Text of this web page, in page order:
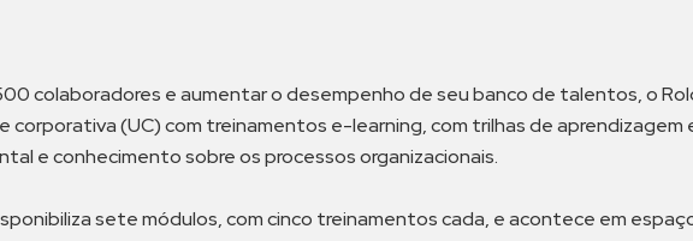
colaboradores e aumentar o desempenho de seu banco de talentos, o
corporativa (UC) com treinamentos e-learning, com trilhas de
e conhecimento sobre os processos organizacionais.
sete módulos, com cinco treinamentos cada, e acontece em